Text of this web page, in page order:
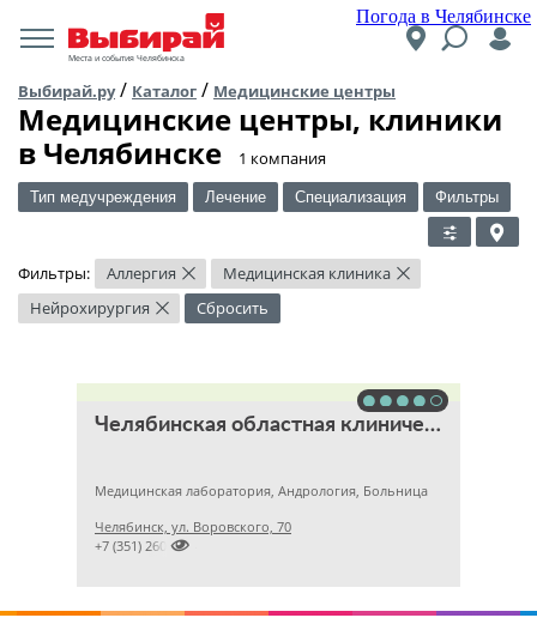
Погода в Челябинске
Места и события Челябинска
Выбирай.ру/ Каталог / Медицинские центры
Медицинские центры, клиники
в Челябинске
​1 компания
Тип медучреждения Лечение Специализация Фильтры
Фильтры: Аллергия × Медицинская клиника ×
Нейрохирургия × Сбросить
Челябинская областная клиническая больница
Медицинская лаборатория, Андрология, Больница
Челябинск, ул. Воровского, 70

+7 (351) 2609824